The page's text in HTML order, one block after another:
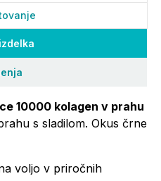
10000 kolagen v prahu
s sladilom. Okus črne
voljo v priročnih